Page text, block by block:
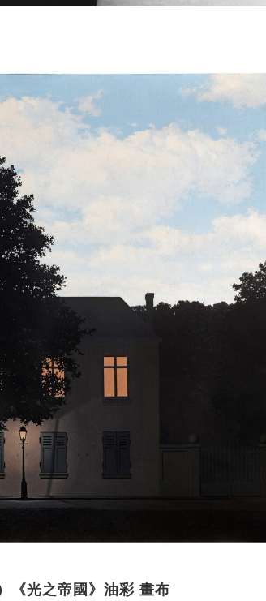
光之帝國》油彩 畫布